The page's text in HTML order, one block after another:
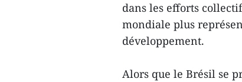
dans les efforts
mondiale plus
développement.
Alors que le Brésil se